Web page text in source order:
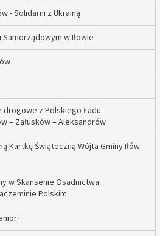
- Solidarni z Ukrainą
w Iłowie
z Polskiego Ładu -
– Załusków – Aleksandrów
Kartkę Świąteczną Wójta Gminy Iłów
w Skansenie Osadnictwa
Polskim